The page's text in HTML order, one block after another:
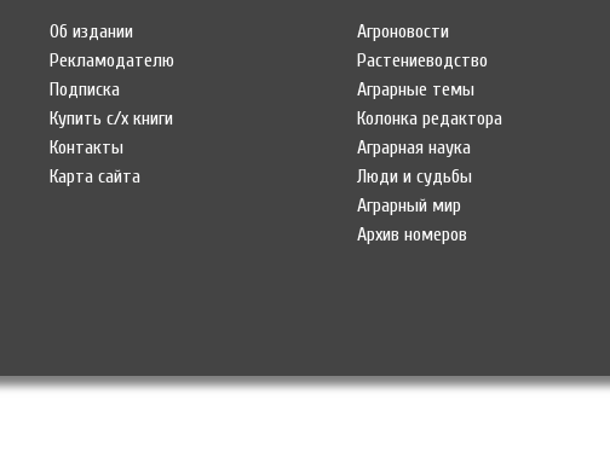
Об издании
Рекламодателю
Подписка
Купить с/х книги
Контакты
Карта сайта
Агроновости
Растениеводство
Аграрные темы
Колонка редактора
Аграрная наука
Люди и судьбы
Аграрный мир
Архив номеров